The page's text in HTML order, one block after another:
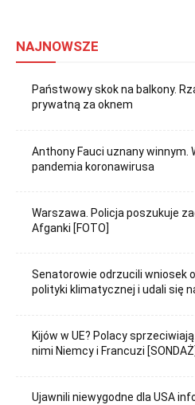
NAJNOWSZE
Państwowy skok na balkony.
prywatną za oknem
Anthony Fauci uznany winnym.
pandemia koronawirusa
Warszawa. Policja poszukuje
Afganki [FOTO]
Senatorowie odrzucili wniosek
polityki klimatycznej i udali się
Kijów w UE? Polacy
nimi Niemcy i Francuzi [SONDAŻ]
Ujawnili niewygodne dla USA